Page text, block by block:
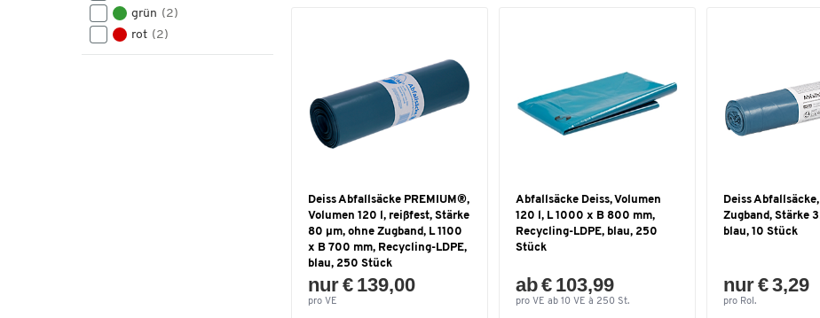
grün (2)
rot (2)
Deiss Abfallsäcke PREMIUM®,
Volumen 120 l, reißfest, Stärke
80 µm, ohne Zugband, L 1100
x B 700 mm, Recycling-LDPE,
blau, 250 Stück
nur € 139,00
pro VE
Abfallsäcke Deiss, Volumen
120 l, L 1000 x B 800 mm,
Recycling-LDPE, blau, 250
Stück
ab € 103,99
pro VE ab 10 VE à 250 St.
Deiss
Zugband, Stärke
blau, 10 Stück
nur € 3,29
pro Rol.